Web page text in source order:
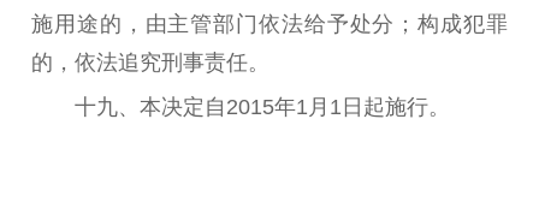
施用途的，由主管部门依法给予处分；构成犯罪
的，依法追究刑事责任。
十九、 本决定自 2015年1 月 1 日起施行。